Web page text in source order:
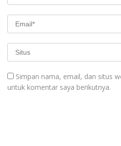
Simpan nama, email, dan situs
untuk komentar saya berikutnya.